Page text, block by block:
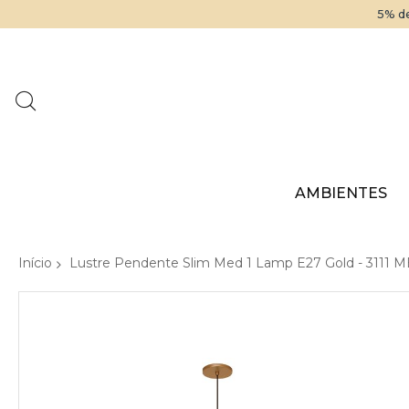
5%
AMBIENTES
Início Lustre Pendente Slim Med 1 Lamp E27 Gold - 3111